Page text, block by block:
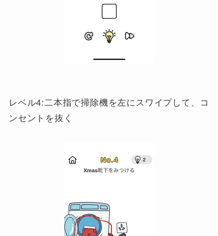
レベル4:二本指で掃除機を左にスワイプして、コ
ンセントを抜く